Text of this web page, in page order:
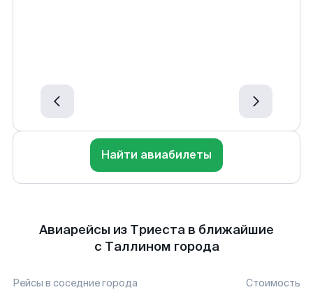
Найти авиабилеты
Авиарейсы из Триеста в ближайшие
с Таллином города
Рейсы в соседние города Стоимость